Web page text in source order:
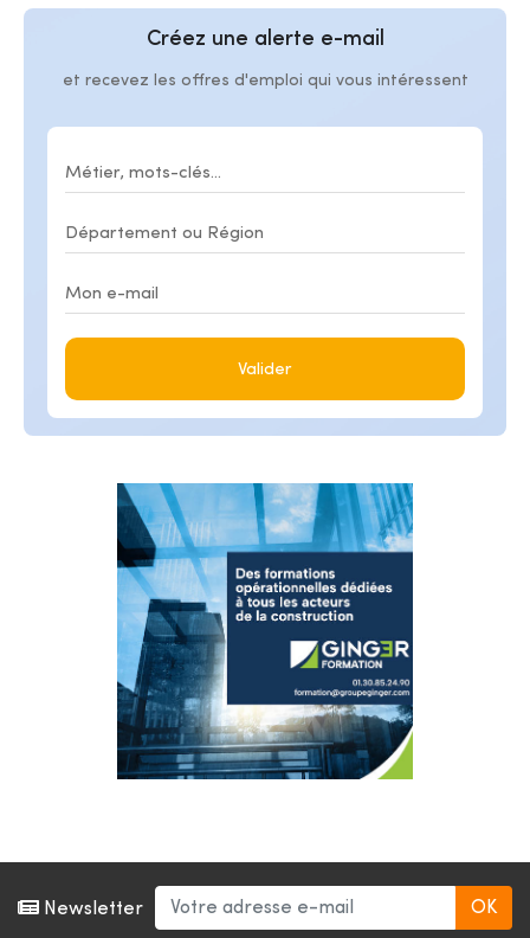
Créez une alerte e-mail
et recevez les offres d'emploi qui vous intéressent
Valider
Newsletter